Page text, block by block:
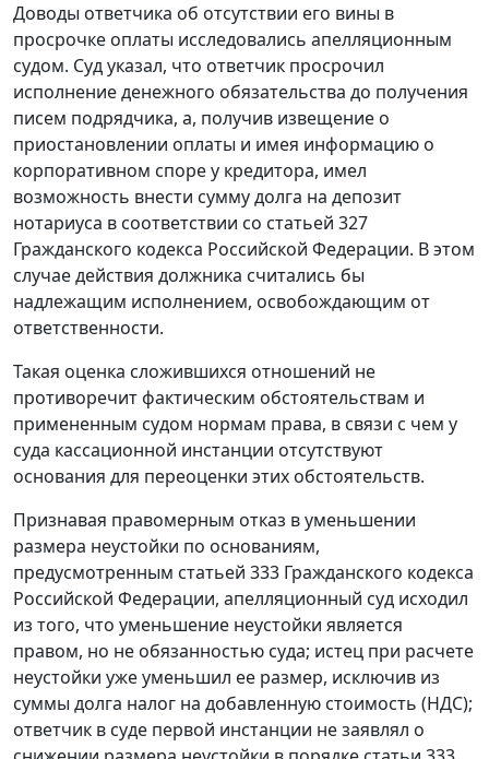
Доводы ответчика об отсутствии его вины в
просрочке оплаты исследовались апелляционным
судом. Суд указал, что ответчик просрочил
исполнение денежного обязательства до получения
писем подрядчика, а, получив извещение о
приостановлении оплаты и имея информацию о
корпоративном споре у кредитора, имел
возможность внести сумму долга на депозит
нотариуса в соответствии со статьей 327
Гражданского кодекса Российской Федерации. В этом
случае действия должника считались бы
надлежащим исполнением, освобождающим от
ответственности.
Такая оценка сложившихся отношений не
противоречит фактическим обстоятельствам и
примененным судом нормам права, в связи с чем у
суда кассационной инстанции отсутствуют
основания для переоценки этих обстоятельств.
Признавая правомерным отказ в уменьшении
размера неустойки по основаниям,
предусмотренным статьей 333 Гражданского кодекса
Российской Федерации, апелляционный суд исходил
из того, что уменьшение неустойки является
правом, но не обязанностью суда; истец при расчете
неустойки уже уменьшил ее размер, исключив из
суммы долга налог на добавленную стоимость (НДС);
ответчик в суде первой инстанции не заявлял о